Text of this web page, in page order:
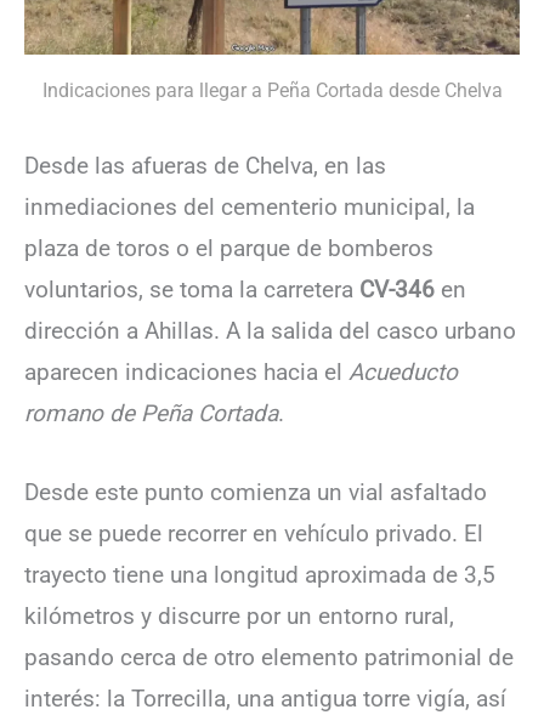
Indicaciones para llegar a Peña Cortada desde Chelva
Desde las afueras de Chelva, en las
inmediaciones del cementerio municipal, la
plaza de toros o el parque de bomberos
voluntarios, se toma la carretera CV-346 en
dirección a Ahillas. A la salida del casco urbano
aparecen indicaciones hacia el Acueducto
romano de Peña Cortada.
Desde este punto comienza un vial asfaltado
que se puede recorrer en vehículo privado. El
trayecto tiene una longitud aproximada de 3,5
kilómetros y discurre por un entorno rural,
pasando cerca de otro elemento patrimonial de
interés: la Torrecilla, una antigua torre vigía, así